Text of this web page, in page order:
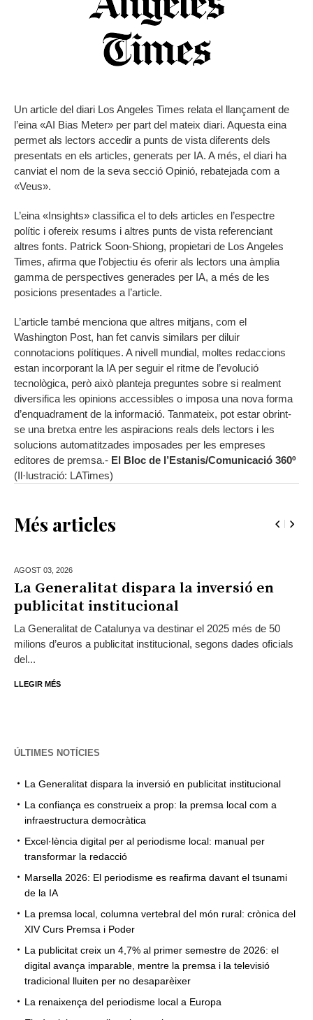
Un article del diari Los Angeles Times relata el llançament de
l’eina «AI Bias Meter» per part del mateix diari. Aquesta eina
permet als lectors accedir a punts de vista diferents dels
presentats en els articles, generats per IA. A més, el diari ha
canviat el nom de la seva secció Opinió, rebatejada com a
«Veus».
L’eina «Insights» classifica el to dels articles en l’espectre
polític i ofereix resums i altres punts de vista referenciant
altres fonts. Patrick Soon-Shiong, propietari de Los Angeles
Times, afirma que l’objectiu és oferir als lectors una àmplia
gamma de perspectives generades per IA, a més de les
posicions presentades a l’article.
L’article també menciona que altres mitjans, com el
Washington Post, han fet canvis similars per diluir
connotacions polítiques. A nivell mundial, moltes redaccions
estan incorporant la IA per seguir el ritme de l’evolució
tecnològica, però això planteja preguntes sobre si realment
diversifica les opinions accessibles o imposa una nova forma
d’enquadrament de la informació. Tanmateix, pot estar obrint-
se una bretxa entre les aspiracions reals dels lectors i les
solucions automatitzades imposades per les empreses
editores de premsa.- El Bloc de l’Estanis/Comunicació 360º
(Il·lustració: LATimes)
Més articles
AGOST 03, 2026
La Generalitat dispara la inversió en
publicitat institucional
La Generalitat de Catalunya va destinar el 2025 més de 50
milions d’euros a publicitat institucional, segons dades oficials
del...
LLEGIR MÉS
ÚLTIMES NOTÍCIES
La Generalitat dispara la inversió en publicitat institucional
La confiança es construeix a prop: la premsa local com a
infraestructura democràtica
Excel·lència digital per al periodisme local: manual per
transformar la redacció
Marsella 2026: El periodisme es reafirma davant el tsunami
de la IA
La premsa local, columna vertebral del món rural: crònica del
XIV Curs Premsa i Poder
La publicitat creix un 4,7% al primer semestre de 2026: el
digital avança imparable, mentre la premsa i la televisió
tradicional lluiten per no desaparèixer
La renaixença del periodisme local a Europa